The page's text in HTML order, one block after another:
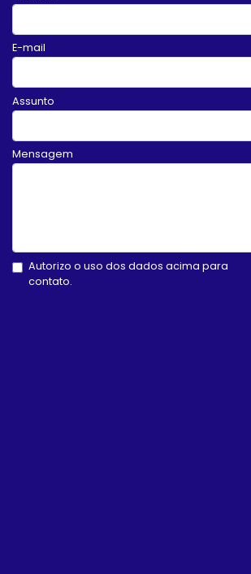
E-mail
Assunto
Mensagem
Autorizo o uso dos dados acima para
contato.